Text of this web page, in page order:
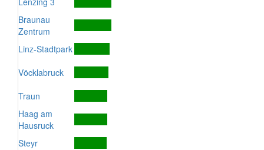
Braunau
Zentrum
Linz-Stadtpark
Vöcklabruck
Traun
Haag am
Hausruck
Steyr